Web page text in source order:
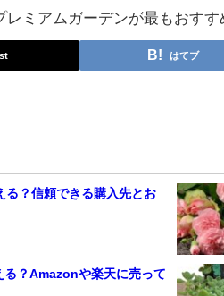
ミアムガーデンが最もおすす
はてブ
る？信頼できる購入先とお
る？Amazonや楽天に売って